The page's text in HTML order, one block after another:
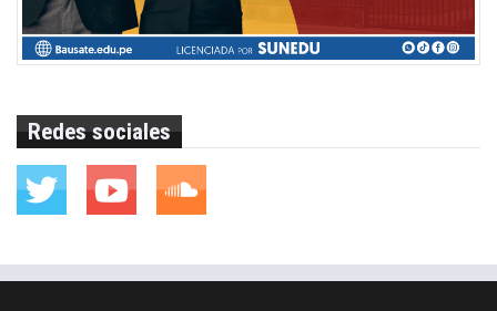
Redes sociales